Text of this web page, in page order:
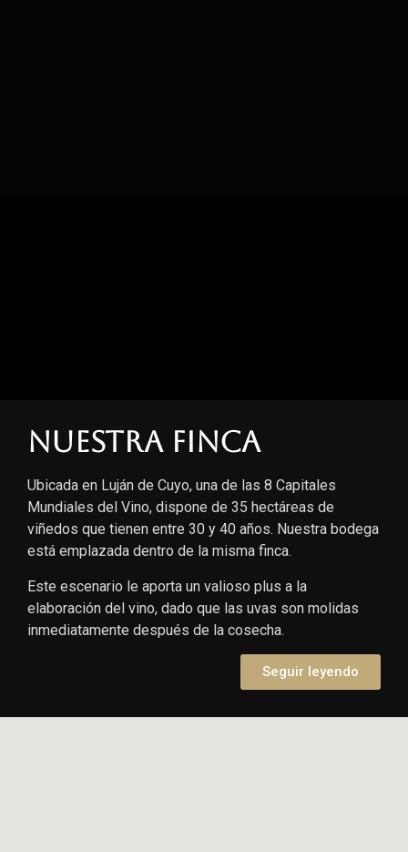
Nuestra finca
Ubicada en Luján de Cuyo, una de las 8 Capitales
Mundiales del Vino, dispone de 35 hectáreas de
viñedos que tienen entre 30 y 40 años. Nuestra bodega
está emplazada dentro de la misma finca.
Este escenario le aporta un valioso plus a la
elaboración del vino, dado que las uvas son molidas
inmediatamente después de la cosecha.
Seguir leyendo